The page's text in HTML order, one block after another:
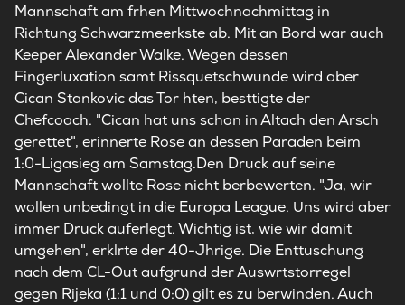
Mannschaft am frhen Mittwochnachmittag in
Richtung Schwarzmeerkste ab. Mit an Bord war auch
Keeper Alexander Walke. Wegen dessen
Fingerluxation samt Rissquetschwunde wird aber
Cican Stankovic das Tor hten, besttigte der
Chefcoach. "Cican hat uns schon in Altach den Arsch
gerettet", erinnerte Rose an dessen Paraden beim
1:0-Ligasieg am Samstag.Den Druck auf seine
Mannschaft wollte Rose nicht berbewerten. "Ja, wir
wollen unbedingt in die Europa League. Uns wird aber
immer Druck auferlegt. Wichtig ist, wie wir damit
umgehen", erklrte der 40-Jhrige. Die Enttuschung
nach dem CL-Out aufgrund der Auswrtstorregel
gegen Rijeka (1:1 und 0:0) gilt es zu berwinden. Auch